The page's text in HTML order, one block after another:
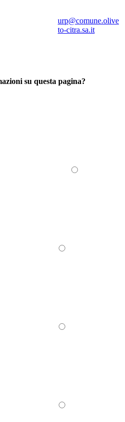
urp@comune.olive
to-citra.sa.it
su questa pagina?